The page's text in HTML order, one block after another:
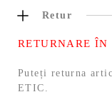
Retur
RETURNARE
Puteți returna
ETIC.